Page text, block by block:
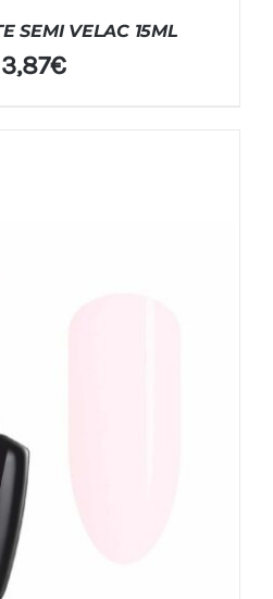
SEMI VELAC 15ML
€